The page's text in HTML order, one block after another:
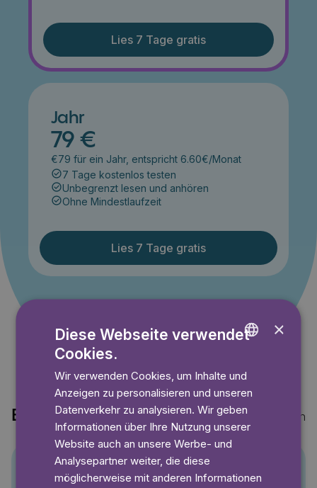
Lies 7 Tage gratis
Jahr
79 €
€79 für ein Jahr, entspricht 6.60€/Monat
7 Tage kostenlos testen
Unbegrenzt lesen und anhören
Ohne Mindestlaufzeit
Lies 7 Tage gratis
Entdecke auch Mehr anzeigen
GERMAN
×
Diese Webseite verwendet
Cookies.
Wir verwenden Cookies, um Inhalte und
Anzeigen zu personalisieren und unseren
Datenverkehr zu analysieren. Wir geben
Informationen über Ihre Nutzung unserer
Website auch an unsere Werbe- und
Analysepartner weiter, die diese
möglicherweise mit anderen Informationen